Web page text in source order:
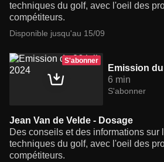
techniques du golf, avec l'oeil des
compétiteurs.
Disponible jusqu'au 15/09
S'abonner
Emission
6 min
S'abonner
Jean Van de Velde - Dosage
Des conseils et des informations sur
techniques du golf, avec l'oeil des
compétiteurs.